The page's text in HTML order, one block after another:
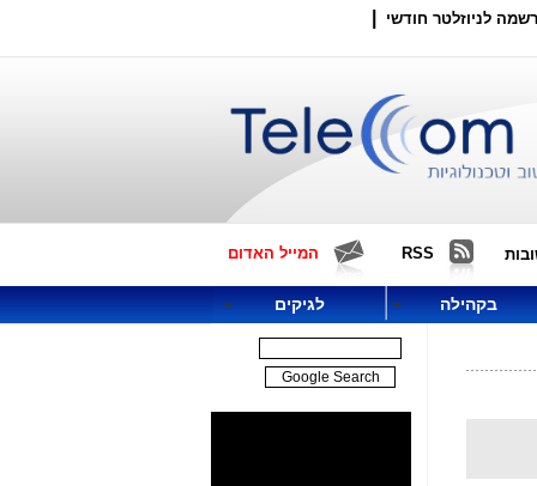
לניוזלטר חודשי
RSS המייל האדום
בקהילה לגיקים